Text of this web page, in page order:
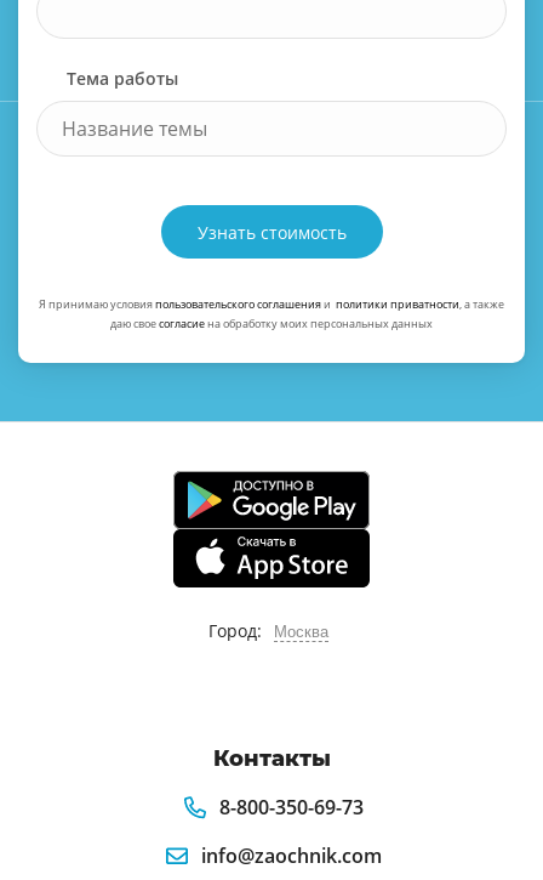
Тема работы
Узнать стоимость
Я принимаю условияпользовательского соглашенияи политики приватности, а также
даю своесогласиена обработку моих персональных данных
Город: Москва
Контакты
8-800-350-69-73
info@zaochnik.com